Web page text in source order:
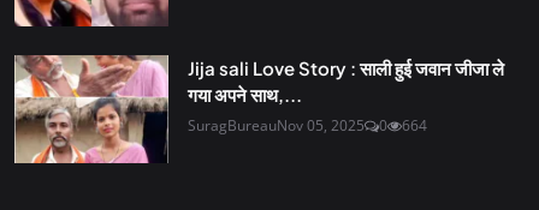
Jija sali Love Story : साली हुई जवान जीजा ले
गया अपने साथ,...
SuragBureauNov 05, 2025 0 664